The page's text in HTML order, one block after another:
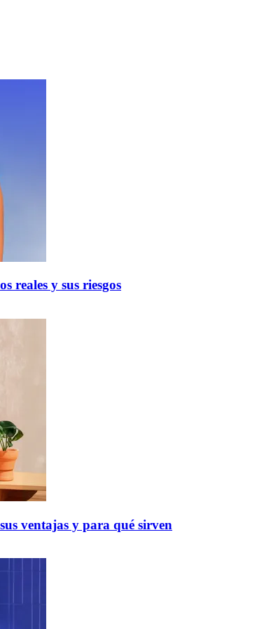
reales y sus riesgos
ventajas y para qué sirven